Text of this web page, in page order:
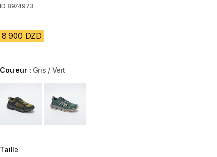
ID 8974973
8 900 DZD
Couleur : Gris / Vert
Taille